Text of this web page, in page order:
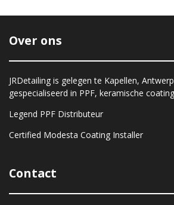
Over ons
JRDetailing is gelegen te Kapellen,
gespecialiseerd in PPF, keramische
Legend PPF Distributeur
Certified Modesta Coating Installer
Contact